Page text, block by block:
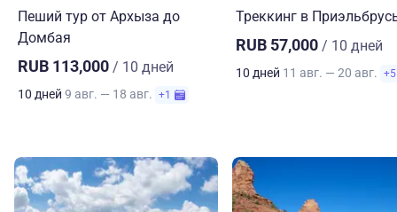
Пеший тур от Архыза до
Домбая
RUB 113,000 / 10 дней
10 дней 9 авг. — 18 авг. +1
Треккинг в
RUB 57,000 / 10 дней
10 дней 11 авг. — 20 авг. +5